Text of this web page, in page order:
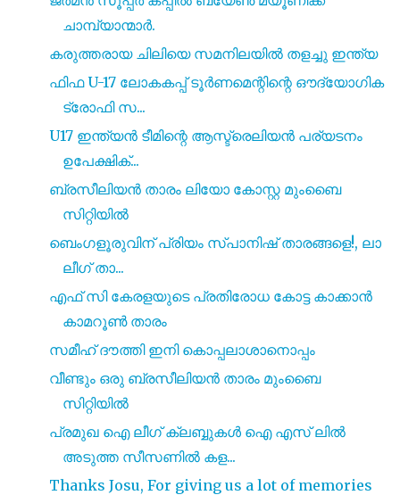
ചാമ്പ്യാന്മാർ.
കരുത്തരായ ചിലിയെ സമനിലയിൽ തളച്ചു ഇന്ത്യ
ഫിഫ U-17 ലോകകപ്പ് ടൂർണമെന്റിന്റെ ഔദ്യോഗിക
ട്രോഫി സ...
U17 ഇന്ത്യൻ ടീമിന്റെ ആസ്ട്രെലിയൻ പര്യടനം
ഉപേക്ഷിക്...
ബ്രസീലിയൻ താരം ലിയോ കോസ്റ്റ മുംബൈ
സിറ്റിയിൽ
ബെംഗളൂരുവിന് പ്രിയം സ്പാനിഷ് താരങ്ങളെ!, ലാ
ലീഗ് താ...
എഫ് സി കേരളയുടെ പ്രതിരോധ കോട്ട കാക്കാൻ
കാമറൂൺ താരം
സമീഹ് ദൗത്തി ഇനി കൊപ്പലാശാനൊപ്പം
വീണ്ടും ഒരു ബ്രസീലിയൻ താരം മുംബൈ
സിറ്റിയിൽ
പ്രമുഖ ഐ ലീഗ് ക്ലബ്ബുകൾ ഐ എസ് ലിൽ
അടുത്ത സീസണിൽ കള...
Thanks Josu, For giving us a lot of memories